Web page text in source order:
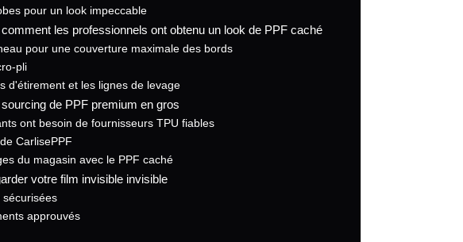
pour un look impeccable
les professionnels ont obtenu un look de PPF caché
pour une couverture maximale des bords
pli
d'étirement et les lignes de levage
de PPF premium en gros
ont besoin de fournisseurs TPU fiables
CarlisePPF
du magasin avec le PPF caché
votre film invisible invisible
sécurisées
approuvés